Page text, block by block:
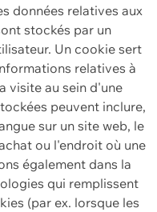
données relatives aux
stockés par un
Un cookie sert
relatives à
visite au sein d'une
peuvent inclure,
sur un site web, le
ou l'endroit où une
également dans la
qui remplissent
(par ex. lorsque les